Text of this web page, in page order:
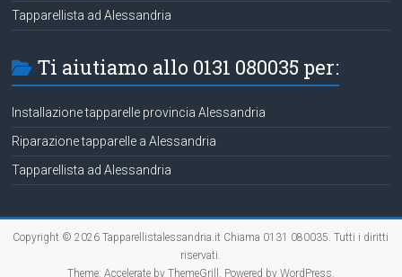
Tapparellista ad Alessandria
Ti aiutiamo allo 0131 080035 per:
Installazione tapparelle provincia Alessandria
Riparazione tapparelle a Alessandria
Tapparellista ad Alessandria
Copyright © 2026Tapparellistalessandria.it Chiama 0131 080035. Tutti i diritti
riservati.
Theme: Accelerateby ThemeGrill. Powered by WordPress.